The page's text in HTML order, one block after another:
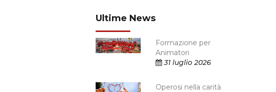
Ultime News
Formazione per
Animatori
31 luglio 2026
Operosi nella carità